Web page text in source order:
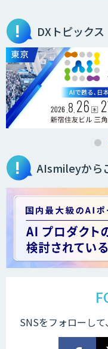
オ
デ
DXトピックス
AIsmileyから
SNSをフォローし